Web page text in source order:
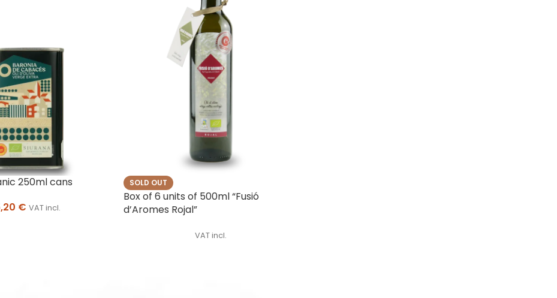
250ml cans
€ VAT incl.
SOLD OUT
Box of 6 units of 500ml “Fusió
d’Aromes Rojal”
VAT incl.